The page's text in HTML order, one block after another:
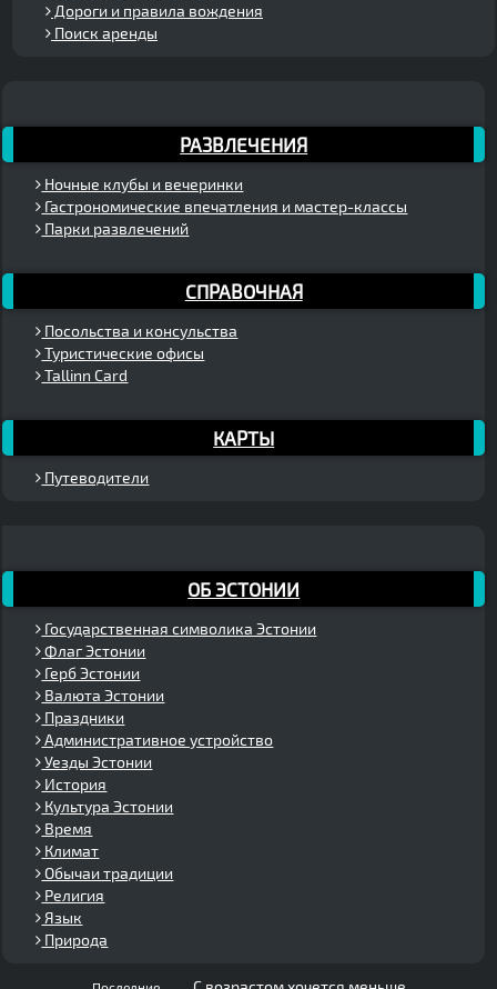
Дороги и правила вождения
Поиск аренды
РАЗВЛЕЧЕНИЯ
Ночные клубы и вечеринки
Гастрономические впечатления и мастер-классы
Парки развлечений
СПРАВОЧНАЯ
Посольства и консульства
Туристические офисы
Tallinn Card
КАРТЫ
Путеводители
ОБ ЭСТОНИИ
Государственная символика Эстонии
Флаг Эстонии
Герб Эстонии
Валюта Эстонии
Праздники
Административное устройство
Уезды Эстонии
История
Культура Эстонии
Время
Климат
Обычаи традиции
Религия
Язык
Природа